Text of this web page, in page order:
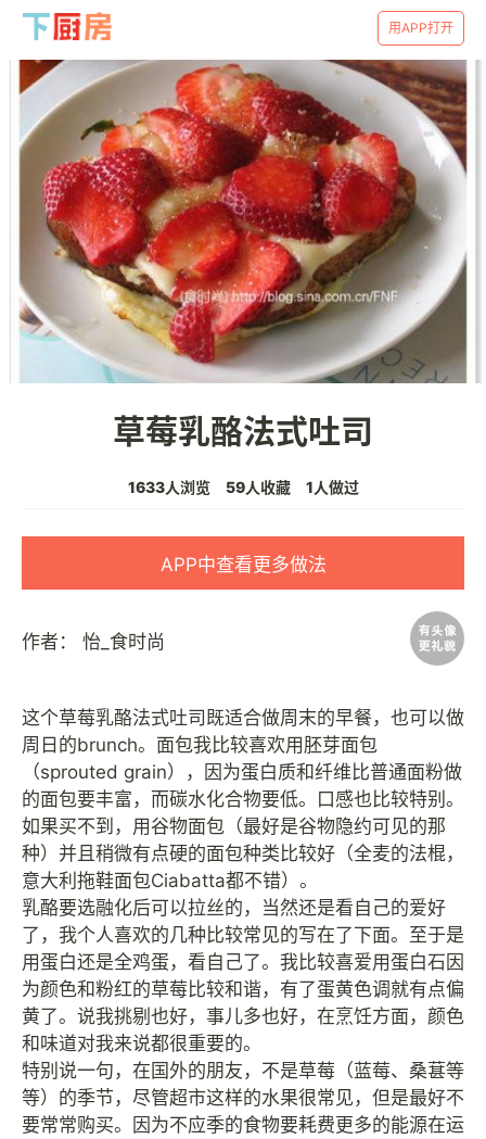
用APP打开
草莓乳酪法式吐司
1633人浏览 59人收藏 1人做过
APP中查看更多做法
作者： 怡_食时尚
这个草莓乳酪法式吐司既适合做周末的早餐，也可以做
周日的brunch。面包我比较喜欢用胚芽面包
（sprouted grain），因为蛋白质和纤维比普通面粉做
的面包要丰富，而碳水化合物要低。口感也比较特别。
如果买不到，用谷物面包（最好是谷物隐约可见的那
种）并且稍微有点硬的面包种类比较好（全麦的法棍，
意大利拖鞋面包Ciabatta都不错）。
乳酪要选融化后可以拉丝的，当然还是看自己的爱好
了，我个人喜欢的几种比较常见的写在了下面。至于是
用蛋白还是全鸡蛋，看自己了。我比较喜爱用蛋白石因
为颜色和粉红的草莓比较和谐，有了蛋黄色调就有点偏
黄了。说我挑剔也好，事儿多也好，在烹饪方面，颜色
和味道对我来说都很重要的。
特别说一句，在国外的朋友，不是草莓（蓝莓、桑葚等
等）的季节，尽管超市这样的水果很常见，但是最好不
要常常购买。因为不应季的食物要耗费更多的能源在运